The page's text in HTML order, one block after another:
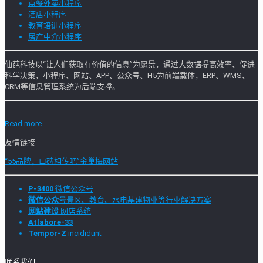
点餐外卖小程序
酒店小程序
教育培训小程序
房产中介小程序
仙葩科技以“让人们获取有价值的信息”为愿景，通过大数据提高效率、促进
科学决策，小程序、网站、APP、公众号、H5为前端载体，ERP、WMS、
CRM等信息管理系统为后端支撑。
Read more
友情链接
“55品牌，口碑相传吧”金巢梅网站
P-3400 微信公众号
微信公众号景区、教育、水电基建物业等行业解决方案
网站建设 网店系统
Atlabore-33
Tempor-Z incididunt